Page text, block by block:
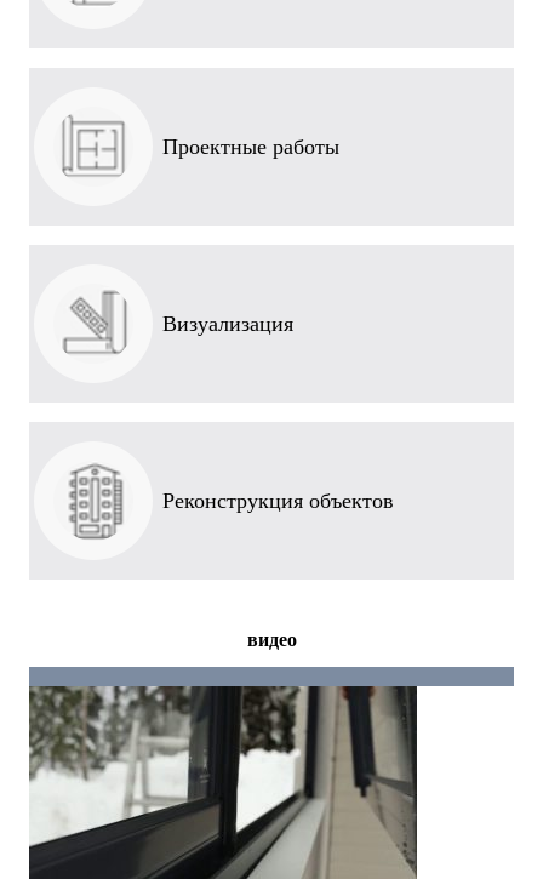
Проектные работы
Визуализация
Реконструкция объектов
видео